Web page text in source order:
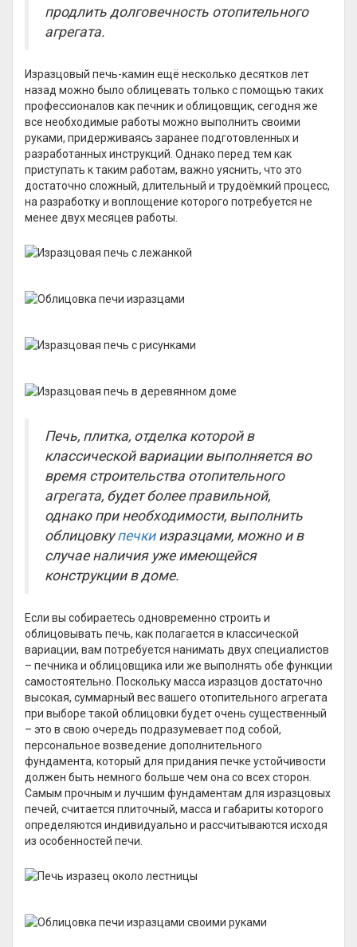
продлить долговечность отопительного
агрегата.
Изразцовый печь-камин ещё несколько десятков лет
назад можно было облицевать только с помощью таких
профессионалов как печник и облицовщик, сегодня же
все необходимые работы можно выполнить своими
руками, придерживаясь заранее подготовленных и
разработанных инструкций. Однако перед тем как
приступать к таким работам, важно уяснить, что это
достаточно сложный, длительный и трудоёмкий процесс,
на разработку и воплощение которого потребуется не
менее двух месяцев работы.
Печь, плитка, отделка которой в
классической вариации выполняется во
время строительства отопительного
агрегата, будет более правильной,
однако при необходимости, выполнить
облицовкупечкиизразцами, можно и в
случае наличия уже имеющейся
конструкции в доме.
Если вы собираетесь одновременно строить и
облицовывать печь, как полагается в классической
вариации, вам потребуется нанимать двух специалистов
– печника и облицовщика или же выполнять обе функции
самостоятельно. Поскольку масса изразцов достаточно
высокая, суммарный вес вашего отопительного агрегата
при выборе такой облицовки будет очень существенный
– это в свою очередь подразумевает под собой,
персональное возведение дополнительного
фундамента, который для придания печке устойчивости
должен быть немного больше чем она со всех сторон.
Самым прочным и лучшим фундаментам для изразцовых
печей, считается плиточный, масса и габариты которого
определяются индивидуально и рассчитываются исходя
из особенностей печи.